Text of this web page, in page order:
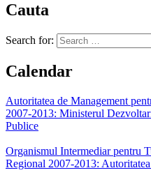
Cauta
Search for:
Calendar
Autoritatea de Management
2007-2013: Ministerul
Publice
Organismul Intermediar pentru
Regional 2007-2013: